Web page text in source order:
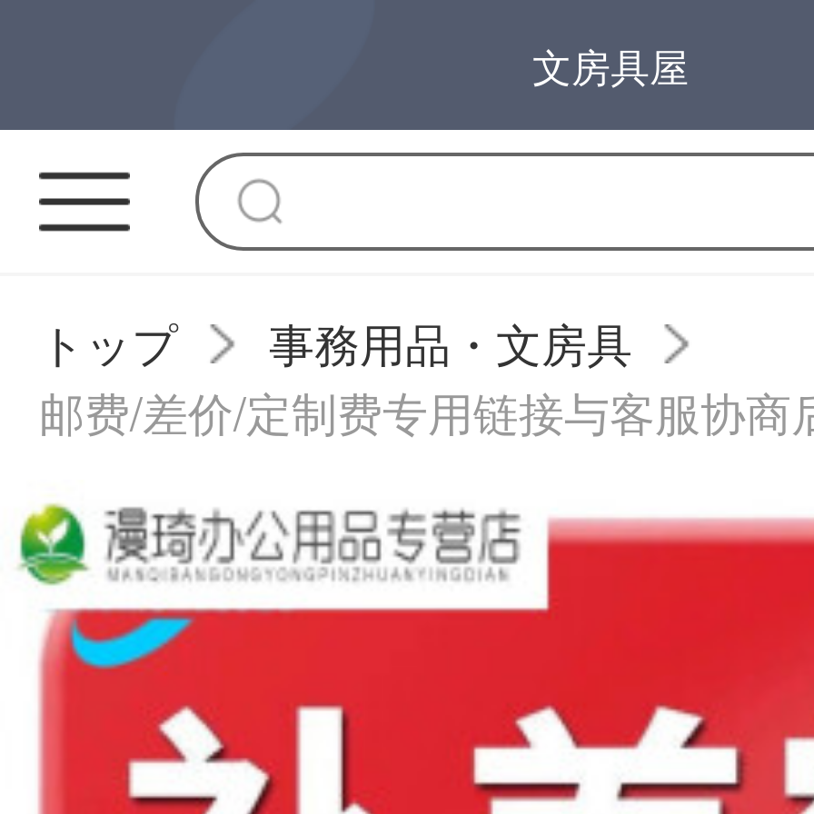
文房具屋
トップ
事務用品・文房具
邮费/差价/定制费专用链接与客服协商